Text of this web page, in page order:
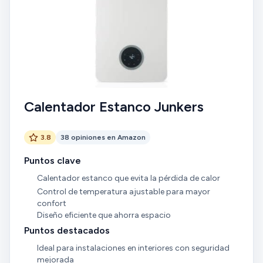
Calentador Estanco Junkers
3.8 38 opiniones en Amazon
Puntos clave
Calentador estanco que evita la pérdida de calor
Control de temperatura ajustable para mayor
confort
Diseño eficiente que ahorra espacio
Puntos destacados
Ideal para instalaciones en interiores con seguridad
mejorada